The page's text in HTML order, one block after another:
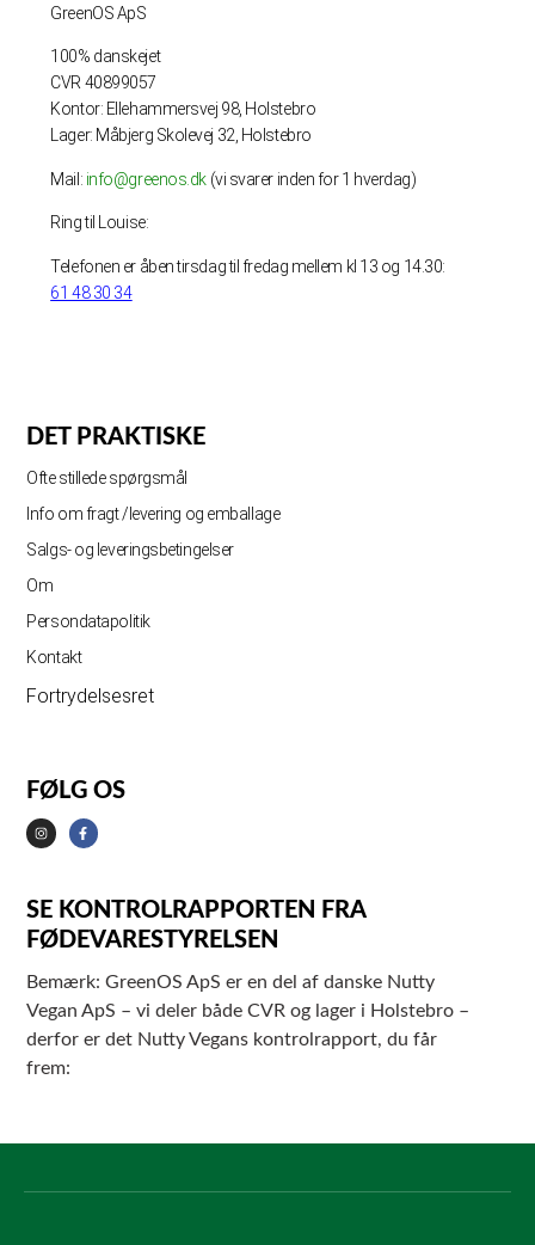
GreenOS ApS
100% danskejet
CVR 40899057
Kontor: Ellehammersvej 98, Holstebro
Lager: Måbjerg Skolevej 32, Holstebro
Mail: info@greenos.dk (vi svarer inden for 1 hverdag)
Ring til Louise:
Telefonen er åben tirsdag til fredag mellem kl 13 og 14.30:
61 48 30 34
DET PRAKTISKE
Ofte stillede spørgsmål
Info om fragt /levering og emballage
Salgs- og leveringsbetingelser
Om
Persondatapolitik
Kontakt
Fortrydelsesret
FØLG OS
SE KONTROLRAPPORTEN FRA
FØDEVARESTYRELSEN
Bemærk: GreenOS ApS er en del af danske Nutty
Vegan ApS – vi deler både CVR og lager i Holstebro –
derfor er det Nutty Vegans kontrolrapport, du får
frem: